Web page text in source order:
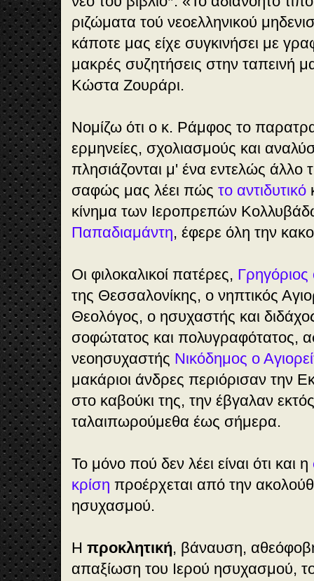
ριζώματα τού νεοελληνικού
κάποτε μας είχε συγκινήσει με
μακρές συζητήσεις στην ταπεινή
Κώστα Ζουράρι.
Νομίζω ότι ο κ. Ράμφος το
ερμηνείες, σχολιασμούς και
πλησιάζονται μ' ένα εντελώς
σαφώς μας λέει πώς το αντιδυτικό
κίνημα των Ιεροπρεπών
Παπαδιαμάντη, έφερε όλη την
Οι φιλοκαλικοί πατέρες,
της Θεσσαλονίκης, ο νηπτικός
Θεολόγος, ο ησυχαστής και
σοφώτατος και πολυγραφότατος,
νεοησυχαστής Νικόδημος ο
μακάριοι άνδρες περιόρισαν την
στο καβούκι της, την έβγαλαν
ταλαιπωρούμεθα έως σήμερα.
Το μόνο πού δεν λέει είναι ότι και η
κρίση προέρχεται από την
ησυχασμού.
Η προκλητική, βάναυση,
απαξίωση του Ιερού ησυχασμού,